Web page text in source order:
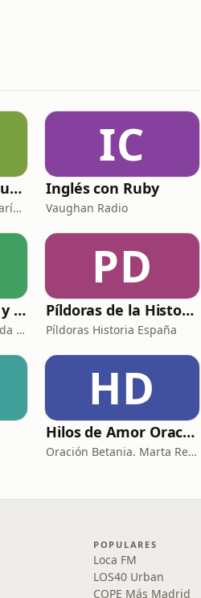
Clásicos de espiritualidad: El combate espiritual
Maite Bernat - Radio María ESP
IC
Inglés con Ruby
Vaughan Radio
El hombre de hoy y Dios
P. Luis Fernando de Prada - Radio María ESP
PD
Píldoras de la Historia de España
Píldoras Historia España
HD
Hilos de Amor Oraciones que sanan el alma. Encuentros íntimos con Dios.
Oración Betania. Marta Reyes y Cristina Martínez
POPULARES
Loca FM
LOS40 Urban
COPE Más Madrid